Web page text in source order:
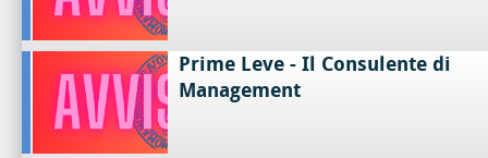
Prime Leve - Il Consulente di
Management